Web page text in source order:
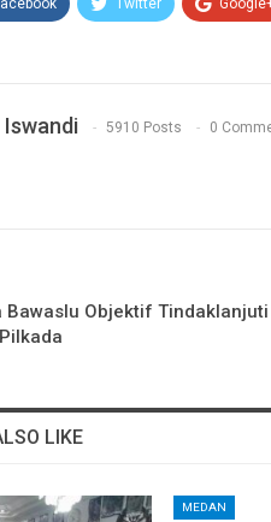
Iswandi 5910 Posts 0
Bawaslu Objektif Tindaklanjuti
LIKE
MEDAN